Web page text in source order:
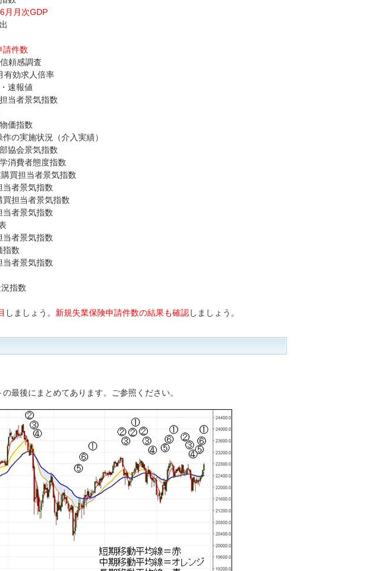
月月次GDP
請件数
頼感調査
有効求人倍率
速報値
当者景気指数
価指数
の実施状況（介入実績）
協会景気指数
消費者態度指数
買担当者景気指数
者景気指数
担当者景気指数
者景気指数
者景気指数
指数
者景気指数
指数
しましょう。 新規失業保険申請件数の結果も確認しましょう。
最後にまとめてあります。ご参照ください。